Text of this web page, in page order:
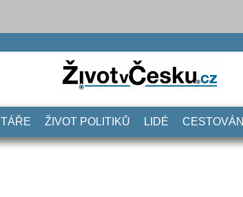
ŽIVOT POLITIKŮ LIDÉ CESTOVÁNÍ